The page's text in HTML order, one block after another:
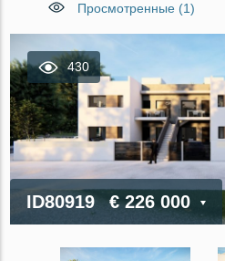
Просмотренные (1)
430
ID80919 € 226 000